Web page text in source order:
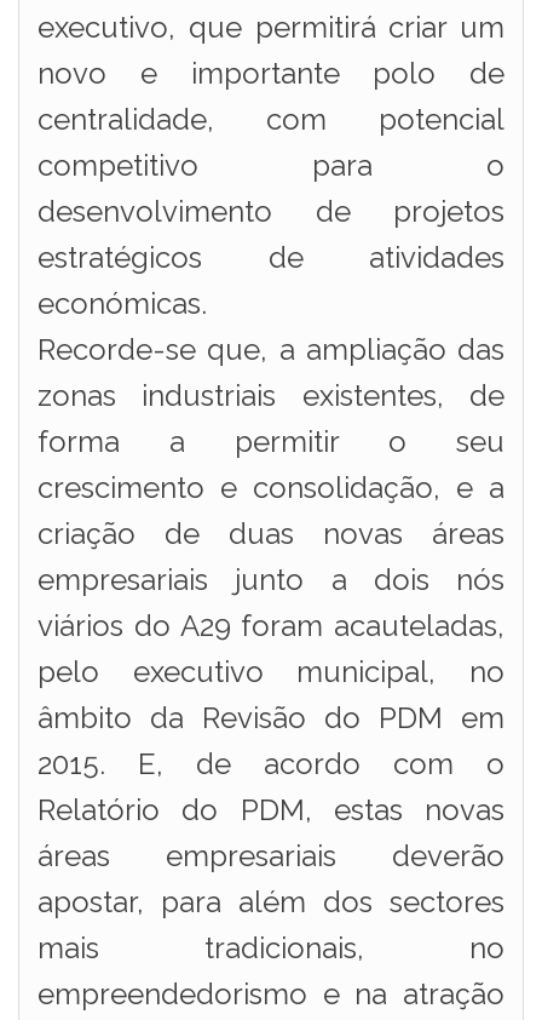
executivo, que permitirá criar um
novo e importante polo de
centralidade, com potencial
competitivo para o
desenvolvimento de projetos
estratégicos de atividades
económicas.
Recorde-se que, a ampliação das
zonas industriais existentes, de
forma a permitir o seu
crescimento e consolidação, e a
criação de duas novas áreas
empresariais junto a dois nós
viários do A29 foram acauteladas,
pelo executivo municipal, no
âmbito da Revisão do PDM em
2015. E, de acordo com o
Relatório do PDM, estas novas
áreas empresariais deverão
apostar, para além dos sectores
mais tradicionais, no
empreendedorismo e na atração